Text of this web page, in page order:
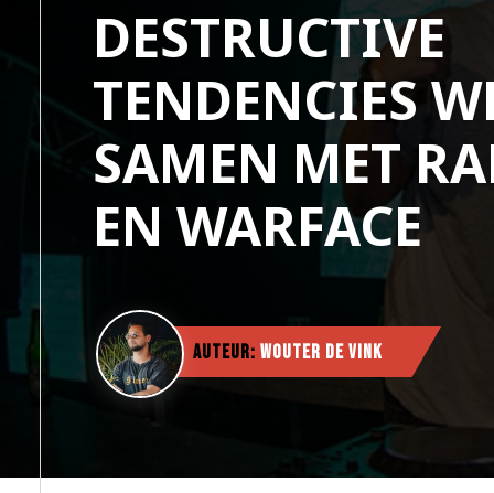
DESTRUCTIVE
TENDENCIES
SAMEN MET
EN WARFACE
Auteur: Wouter de Vink